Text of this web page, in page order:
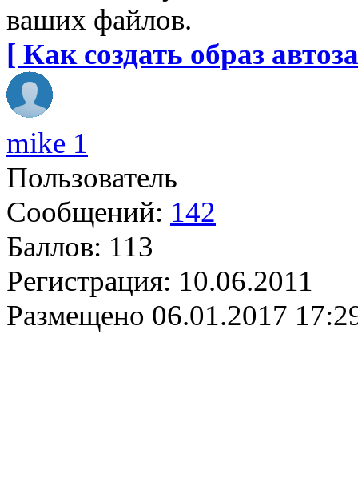
ваших файлов.
[ Как создать образ
mike 1
Пользователь
Сообщений: 142
Баллов: 113
Регистрация: 10.06.2011
Размещено 06.01.2017